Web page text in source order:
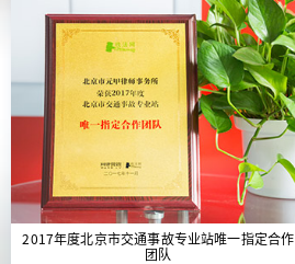
2017年度北京市交通事故专业站唯一指定合作
团队